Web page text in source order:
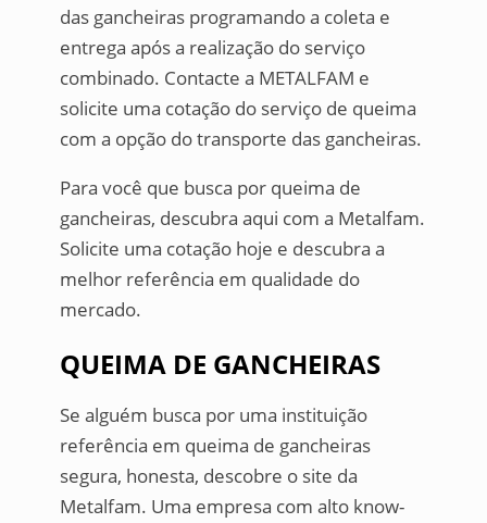
das gancheiras programando a coleta e
entrega após a realização do serviço
combinado. Contacte a METALFAM e
solicite uma cotação do serviço de queima
com a opção do transporte das gancheiras.
Para você que busca por queima de
gancheiras, descubra aqui com a Metalfam.
Solicite uma cotação hoje e descubra a
melhor referência em qualidade do
mercado.
QUEIMA DE GANCHEIRAS
Se alguém busca por uma instituição
referência em queima de gancheiras
segura, honesta, descobre o site da
Metalfam. Uma empresa com alto know-